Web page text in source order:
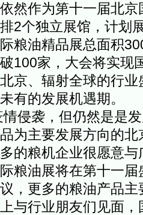
然作为第十一届北
2个独立展馆，计划
粮油精品展总面积
100家，大会将实现
京、辐射全球的行
有的发展机遇期。
侵袭，但仍然是是
为主要发展方向的
的粮机企业很愿意
粮油展将在第十一
，更多的粮油产品
与行业朋友们见面